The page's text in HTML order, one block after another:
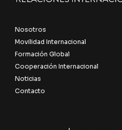
Nosotros
Movilidad Internacional
Formación Global
Cooperación Internacional
Noticias
Contacto